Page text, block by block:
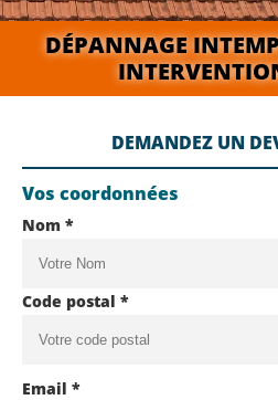
DÉPANNAGE
DEMANDEZ UN
Vos coordonnées
Nom *
Code postal *
Email *